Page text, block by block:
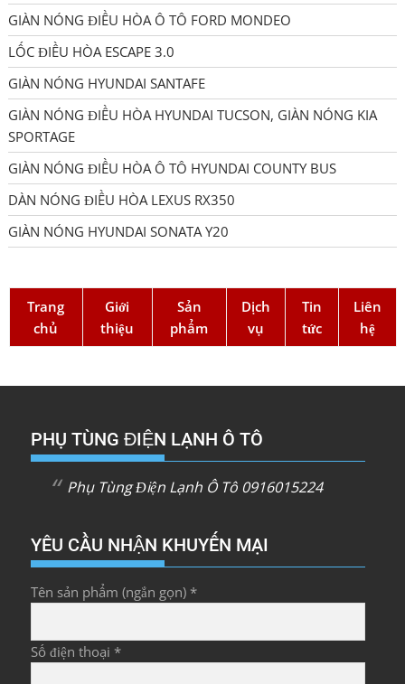
GIÀN NÓNG ĐIỀU HÒA Ô TÔ FORD MONDEO
LỐC ĐIỀU HÒA ESCAPE 3.0
GIÀN NÓNG HYUNDAI SANTAFE
GIÀN NÓNG ĐIỀU HÒA HYUNDAI TUCSON, GIÀN NÓNG KIA
SPORTAGE
GIÀN NÓNG ĐIỀU HÒA Ô TÔ HYUNDAI COUNTY BUS
DÀN NÓNG ĐIỀU HÒA LEXUS RX350
GIÀN NÓNG HYUNDAI SONATA Y20
Trang
chủ
Giới
thiệu
Sản
phẩm
Dịch
vụ
Tin
tức
Liên
hệ
PHỤ TÙNG ĐIỆN LẠNH Ô TÔ
Phụ Tùng Điện Lạnh Ô Tô 0916015224
YÊU CẦU NHẬN KHUYẾN MẠI
Tên sản phẩm (ngắn gọn) *
Số điện thoại *